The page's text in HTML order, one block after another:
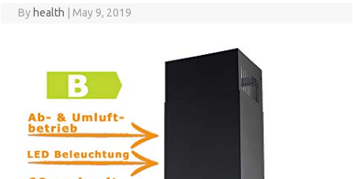
By health May 9, 2019